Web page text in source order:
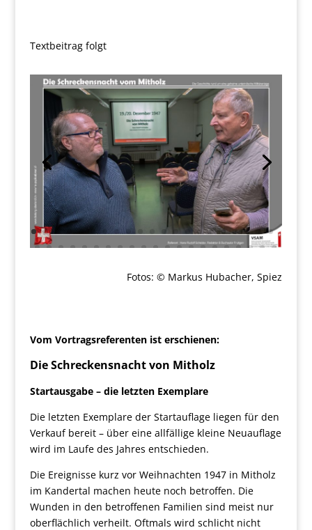
Textbeitrag folgt
Fotos: © Markus Hubacher, Spiez
Vom Vortragsreferenten ist erschienen:
Die Schreckensnacht von Mitholz
Startausgabe – die letzten Exemplare
Die letzten Exemplare der Startauflage liegen für den
Verkauf bereit – über eine allfällige kleine Neuauflage
wird im Laufe des Jahres entschieden.
Die Ereignisse kurz vor Weihnachten 1947 in Mitholz
im Kandertal machen heute noch betroffen. Die
Wunden in den betroffenen Familien sind meist nur
oberflächlich verheilt. Oftmals wird schlicht nicht